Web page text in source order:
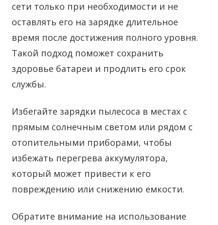
сети только при необходимости и не
оставлять его на зарядке длительное
время после достижения полного уровня.
Такой подход поможет сохранить
здоровье батареи и продлить его срок
службы.
Избегайте зарядки пылесоса в местах с
прямым солнечным светом или рядом с
отопительными приборами, чтобы
избежать перегрева аккумулятора,
который может привести к его
повреждению или снижению емкости.
Обратите внимание на использование